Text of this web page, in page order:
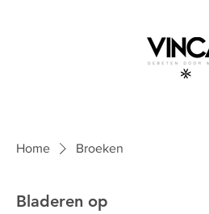
Home Broeken
Bladeren op